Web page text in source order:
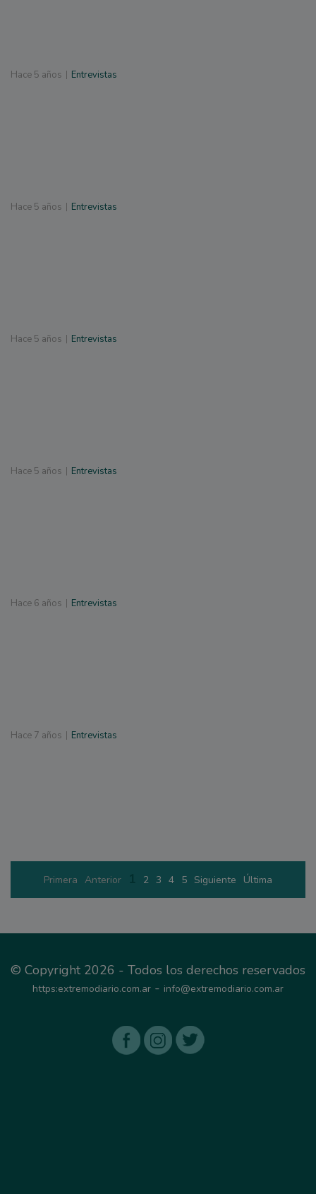
Hace 5 años Entrevistas
Hace 5 años Entrevistas
Hace 5 años Entrevistas
Hace 5 años Entrevistas
Hace 6 años Entrevistas
Hace 7 años Entrevistas
Primera Anterior 2 3 4 5 Siguiente Última
© Copyright 2026 - Todos los derechos reservados
https:extremodiario.com.ar - info@extremodiario.com.ar